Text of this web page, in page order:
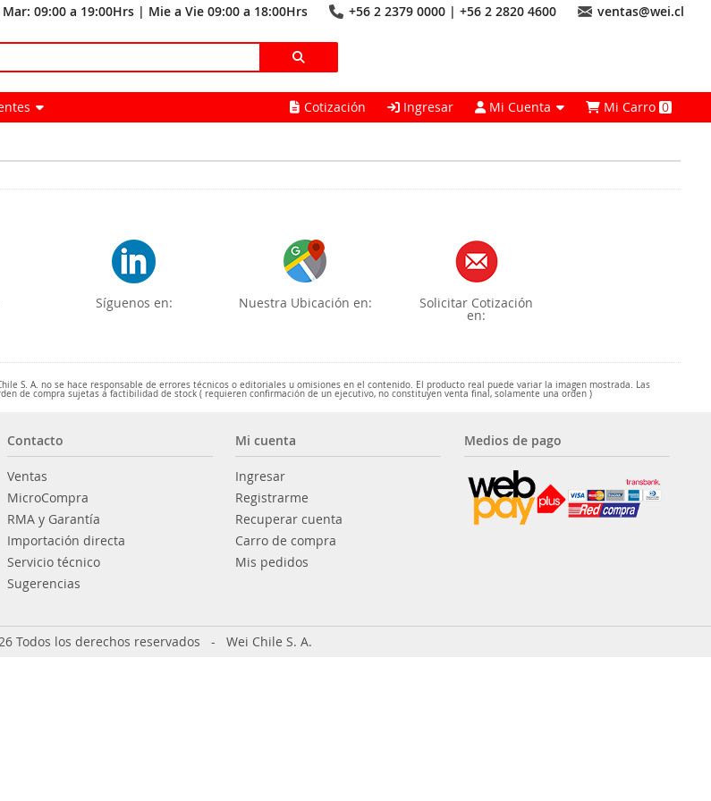
09:00 a 19:00Hrs | Mie a Vie 09:00 a 18:00Hrs +56 2 2379 0000 | +56 2 2820 4600 ventas@wei.cl
Cotización Ingresar Mi Cuenta Mi Carro0
Síguenos en: Nuestra Ubicación en: Solicitar Cotización
en:
S. A. no se hace responsable de errores técnicos o editoriales u omisiones en el contenido. El producto real puede variar la imagen mostrada. Las
de compra sujetas a factibilidad de stock ( requieren confirmación de un ejecutivo, no constituyen venta final, solamente una orden )
Contacto
Ventas
MicroCompra
RMA y Garantía
Importación directa
Servicio técnico
Sugerencias
Mi cuenta
Ingresar
Registrarme
Recuperar cuenta
Carro de compra
Mis pedidos
Medios de pago
Todos los derechos reservados - Wei Chile S. A.